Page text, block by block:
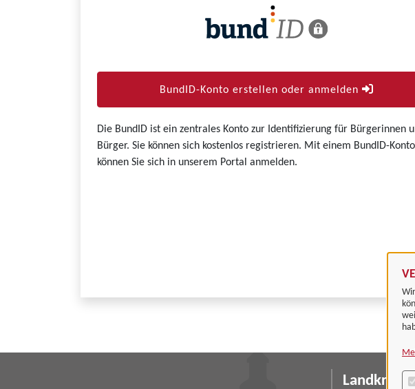
BundID-Konto erstellen oder anmelden
Die BundID ist ein zentrales Konto zur Identifizierung für Bürgerinnen
Bürger. Sie können sich kostenlos registrieren. Mit einem BundID-Konto
können Sie sich in unserem Portal anmelden.
Landkreis